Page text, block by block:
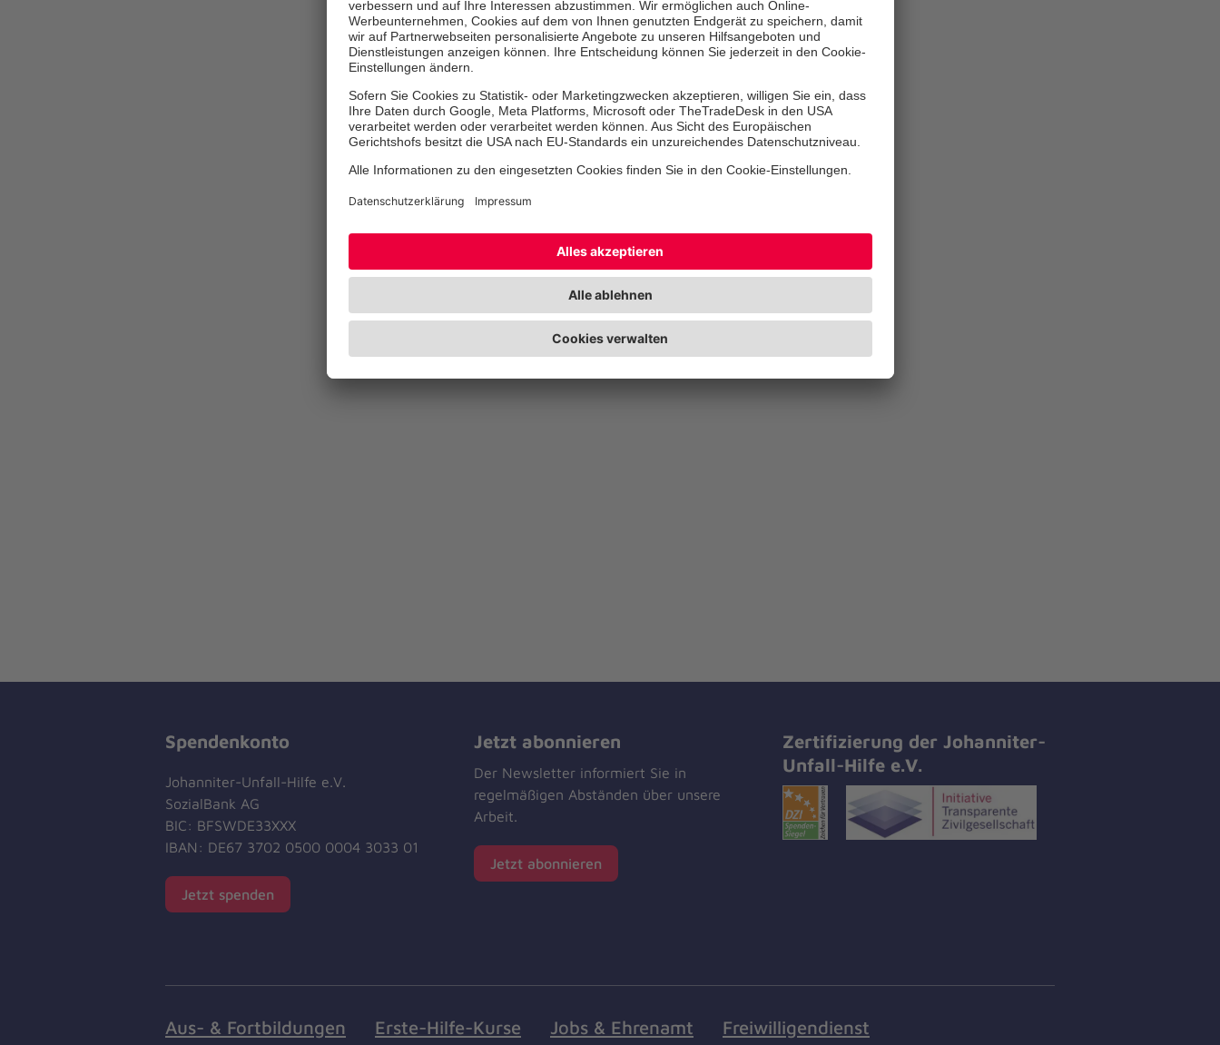
Spendenkonto
Johanniter-Unfall-Hilfe e.V.
SozialBank AG
BIC: BFSWDE33XXX
IBAN: DE67 3702 0500 0004 3033 01
Jetzt spenden
Jetzt abonnieren
Der Newsletter informiert Sie in
regelmäßigen Abständen über unsere
Arbeit.
Jetzt abonnieren
Zertifizierung der Johanniter-
Unfall-Hilfe e.V.
Aus- & Fortbildungen Erste-Hilfe-Kurse Jobs & Ehrenamt Freiwilligendienst